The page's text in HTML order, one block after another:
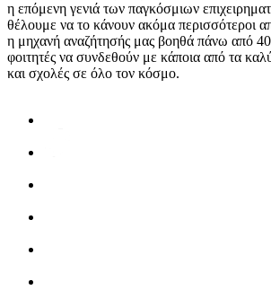
η επόμενη γενιά των παγκόσμιων
θέλουμε να το κάνουν ακόμα περισσότεροι
η μηχανή αναζήτησής μας βοηθά πάνω από
φοιτητές να συνδεθούν με κάποια από τα
και σχολές σε όλο τον κόσμο.